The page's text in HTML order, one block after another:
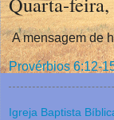
A mensagem de
Provérbios 6:12-
Igreja Baptista